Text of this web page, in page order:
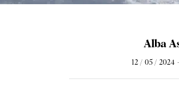
Alba
12 / 05 / 2024